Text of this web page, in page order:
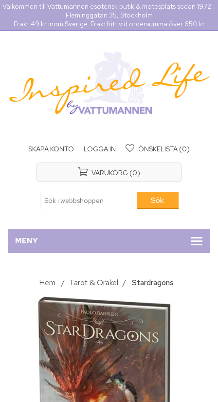
Välkommen till Vattumannen esoterisk butik & mötesplats sedan 1972 -
Fleminggatan 35, Stockholm
Frakt 49 kr inom Sverige. Fraktfritt vid ordersumma över 650 kr
SKAPA KONTO LOGGA IN ÖNSKELISTA (0)
VARUKORG (0)
MENY
Hem / Tarot & Orakel / Stardragons